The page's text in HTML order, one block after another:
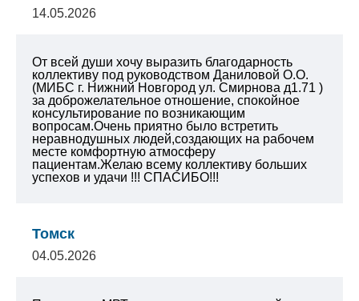
14.05.2026
От всей души хочу выразить благодарность
коллективу под руководством Даниловой О.О.
(МИБС г. Нижний Новгород ул. Смирнова д1.71 )
за доброжелательное отношение, спокойное
консультирование по возникающим
вопросам.Очень приятно было встретить
неравнодушных людей,создающих на рабочем
месте комфортную атмосферу
пациентам.Желаю всему коллективу больших
успехов и удачи !!! СПАСИБО!!!
Томск
04.05.2026